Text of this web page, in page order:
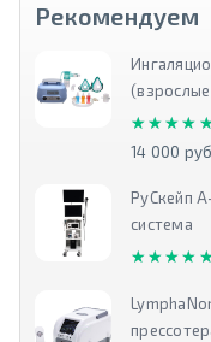
Рекомендуем
14 000
РуСкейп
система